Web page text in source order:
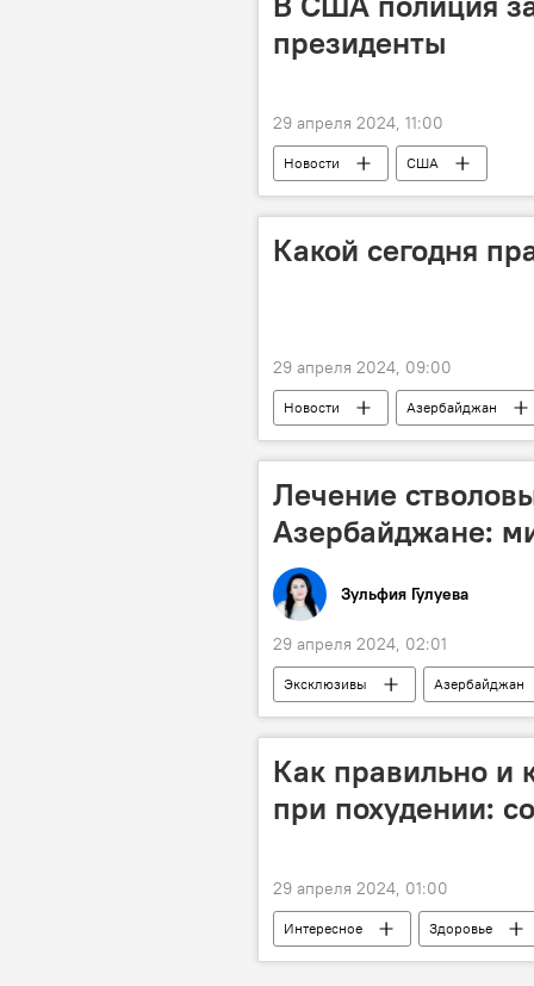
президенты
29 апреля 2024, 11:00
Новости
США
Кандидат от Партии зеленых на
Какой сегодня
29 апреля 2024, 09:00
Новости Азербайджан
Великобритания
США
Лечение
Азербайджане:
Зульфия Гулуева
29 апреля 2024, 02:01
Эксклюзивы Азербайджан
Наука
Медицина
Как правильно и
при похудении:
29 апреля 2024, 01:00
Интересное Здоровье